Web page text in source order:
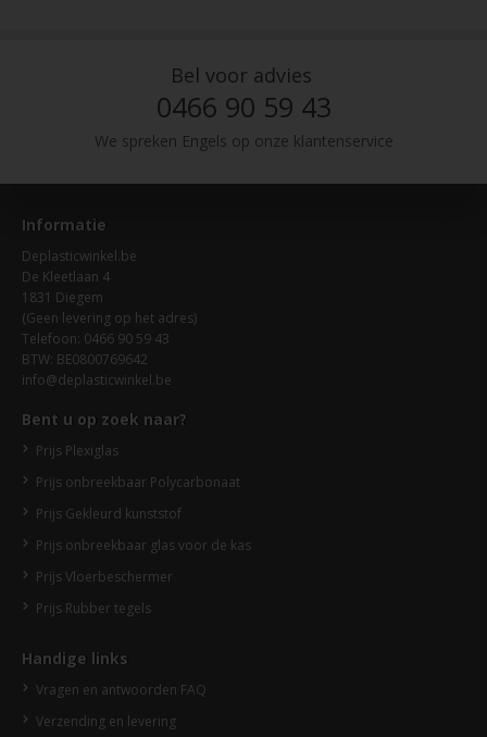
Bel voor advies
0466 90 59 43
We spreken Engels op onze klantenservice
Informatie
Deplasticwinkel.be
De Kleetlaan 4
1831 Diegem
(Geen levering op het adres)
Telefoon: 0466 90 59 43
BTW: BE0800769642
info@deplasticwinkel.be
Bent u op zoek naar?
Prijs Plexiglas
Prijs onbreekbaar Polycarbonaat
Prijs Gekleurd kunststof
Prijs onbreekbaar glas voor de kas
Prijs Vloerbeschermer
Prijs Rubber tegels
Handige links
Vragen en antwoorden FAQ
Verzending en levering